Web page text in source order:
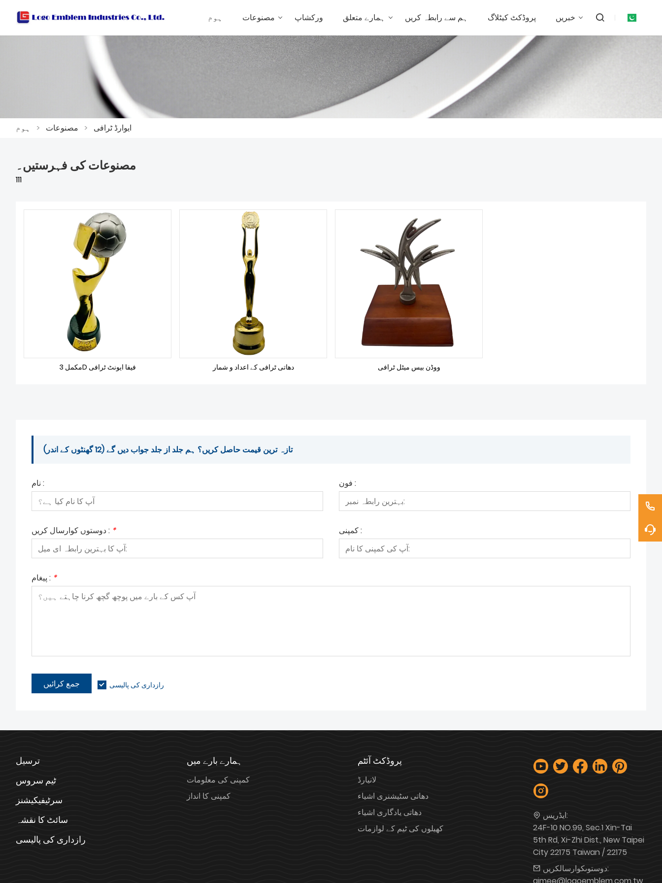
ہوم مصنوعات ورکشاپ ہمارے متعلق ہم سے رابطہ کریں پروڈکٹ کیٹلاگ خبریں
ہوم > مصنوعات > ایوارڈ ٹرافی
مصنوعات کی فہرستیں۔
111
مکمل 3D فیفا ایونٹ ٹرافی دھاتی ٹرافی کے اعداد و شمار ووڈن بیس میٹل ٹرافی
تازہ ترین قیمت حاصل کریں؟ ہم جلد از جلد جواب دیں گے (12 گھنٹوں کے اندر)
نام : فون :
دوستوں کوارسال کریں : * کمپنی :
پیغام : *
جمع کرائیں رازداری کی پالیسی
ترسیل
ٹیم سروس
سرٹیفیکیشنز
سائٹ کا نقشہ
رازداری کی پالیسی
ہمارے بارے میں
کمپنی کی معلومات
کمپنی کا انداز
پروڈکٹ آئٹم
لانیارڈ
دھاتی سٹیشنری اشیاء
دھاتی یادگاری اشیاء
کھیلوں کی ٹیم کے لوازمات
ایڈریس:
24F-10 NO.99, Sec.1 Xin-Tai
5th Rd, Xi-Zhi Dist., New Taipei
City 22175 Taiwan / 22175
دوستوںکوارسالکریں: